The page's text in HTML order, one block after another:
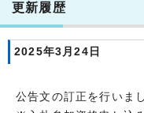
更新履歴
2025年3月24日
公告文の訂正を行いま